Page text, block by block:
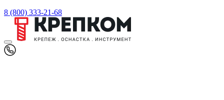
8 (800) 333-21-68